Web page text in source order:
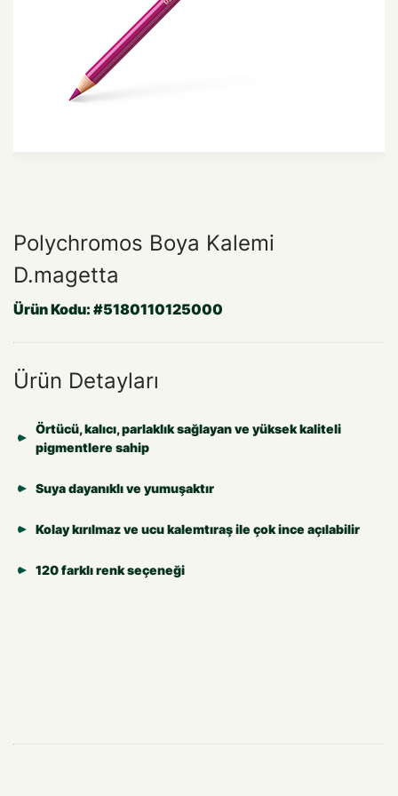
Polychromos Boya Kalemi
D.magetta
Ürün Kodu: #5180110125000
Ürün Detayları
Örtücü, kalıcı, parlaklık sağlayan ve yüksek kaliteli
pigmentlere sahip
Suya dayanıklı ve yumuşaktır
Kolay kırılmaz ve ucu kalemtıraş ile çok ince açılabilir
120 farklı renk seçeneği